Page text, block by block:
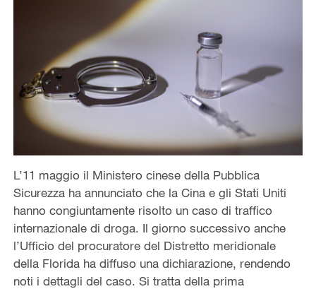
L’11 maggio il Ministero cinese della Pubblica
Sicurezza ha annunciato che la Cina e gli Stati Uniti
hanno congiuntamente risolto un caso di traffico
internazionale di droga. Il giorno successivo anche
l’Ufficio del procuratore del Distretto meridionale
della Florida ha diffuso una dichiarazione, rendendo
noti i dettagli del caso. Si tratta della prima